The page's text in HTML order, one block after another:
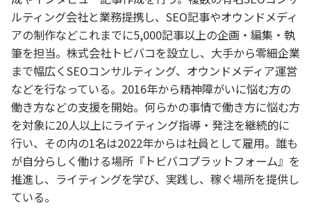
ルティング会社と業務提携し、SEO記事やオウンドメディ
アの制作などこれまでに5,000記事以上の企画・編集・執
筆を担当。株式会社トビバコを設立し、大手から零細企業
まで幅広くSEOコンサルティング、オウンドメディア運営
などを行なっている。2016年から精神障がいに悩む方の
働き方などの支援を開始。何らかの事情で働き方に悩む方
を対象に20人以上にライティング指導・発注を継続的に
行い、その内の1名は2022年からは社員として雇用。誰も
が自分らしく働ける場所『トビバコプラットフォーム』を
推進し、ライティングを学び、実践し、稼ぐ場所を提供し
ている。